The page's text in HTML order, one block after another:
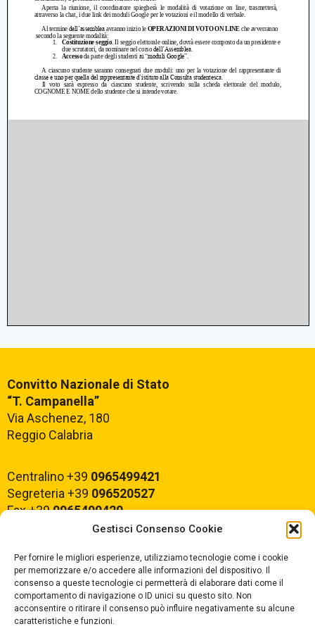
Gestisci Consenso Cookie
Per fornire le migliori esperienze, utilizziamo tecnologie come i cookie
per memorizzare e/o accedere alle informazioni del dispositivo. Il
consenso a queste tecnologie ci permetterà di elaborare dati come il
comportamento di navigazione o ID unici su questo sito. Non
acconsentire o ritirare il consenso può influire negativamente su alcune
caratteristiche e funzioni.
Convitto Nazionale di Stato
“T. Campanella”
Via Aschenez, 180
Reggio Calabria
Centralino +39 0965499421
Segreteria +39 096520527
Fax +390965499420
E-mail: rcvc010005@istruzione.it
PEC:rcvc010005@pec.istruzione.it
ORARIO DI APERTURA
Dal lunedì al Venerdì